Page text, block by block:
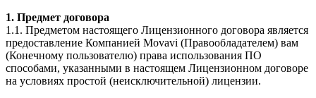
1. Предмет договора
1.1. Предметом настоящего Лицензионного договора является
предоставление Компанией Movavi (Правообладателем) вам
(Конечному пользователю) права использования ПО
способами, указанными в настоящем Лицензионном договоре
на условиях простой (неисключительной) лицензии.